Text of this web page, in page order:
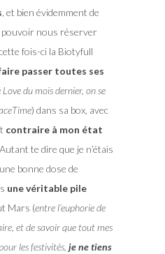
, et bien évidemment de
pouvoir nous réserver
fois-ci la Biotyfull
passer toutes ses
Love du mois dernier, on se
) dans sa box, avec
contraire à mon état
te dire que je n’étais
bonne dose de
une véritable pile
Mars (entre l’euphorie de
et de savoir que tout mes
les festivités, je ne tiens